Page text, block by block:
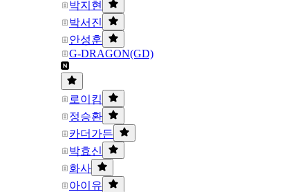
박지현
박서진
안성훈
G-DRAGON(GD)
로이킴
정승환
카더가든
박효신
화사
아이유